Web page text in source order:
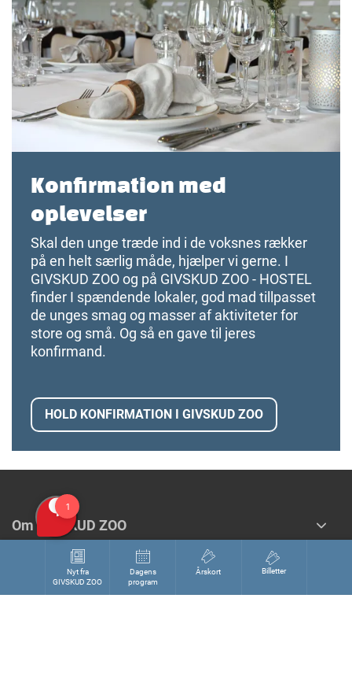
Konfirmation med
oplevelser
Skal den unge træde ind i de voksnes rækker
på en helt særlig måde, hjælper vi gerne. I
GIVSKUD ZOO og på GIVSKUD ZOO - HOSTEL
finder I spændende lokaler, god mad tillpasset
de unges smag og masser af aktiviteter for
store og små. Og så en gave til jeres
konfirmand.
HOLD KONFIRMATION I GIVSKUD ZOO
Om GIVSKUD ZOO
Nyheder og presse
Nyt fra
GIVSKUD ZOO
Dagens
program
Årskort Billetter